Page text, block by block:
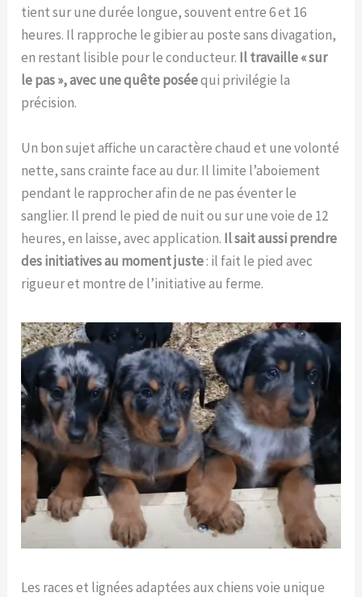
tient sur une durée longue, souvent entre 6 et 16
heures. Il rapproche le gibier au poste sans divagation,
en restant lisible pour le conducteur. Il travaille « sur
le pas », avec une quête poséequi privilégie la
précision.
Un bon sujet affiche un caractère chaud et une volonté
nette, sans crainte face au dur. Il limite l’aboiement
pendant le rapprocher afin de ne pas éventer le
sanglier. Il prend le pied de nuit ou sur une voie de 12
heures, en laisse, avec application. Il sait aussi prendre
des initiatives au moment juste: il fait le pied avec
rigueur et montre de l’initiative au ferme.
Les races et lignées adaptées aux chiens voie unique